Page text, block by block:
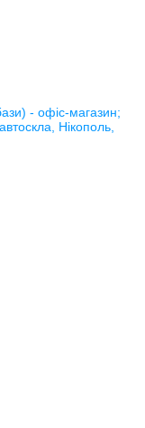
- офіс-магазин;
Нікополь,